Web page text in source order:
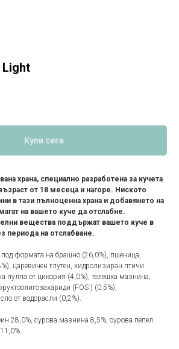
Light
Купи сега
храна, специално разработена за кучета
от 18 месеца и нагоре. Ниското
в тази пълноценна храна и добавянето на
на вашето куче да отслабне.
вещества поддържат вашето куче в
периода на отслабване.
формата на брашно (26,0%), пшеница,
царевичен глутен, хидролизиран птичи
пулпа от цикория (4,0%), телешка мазнина,
(FOS ) (0,5%),
от водорасли (0,2%).
28,0%, сурова мазнина 8,5%, сурова пепел